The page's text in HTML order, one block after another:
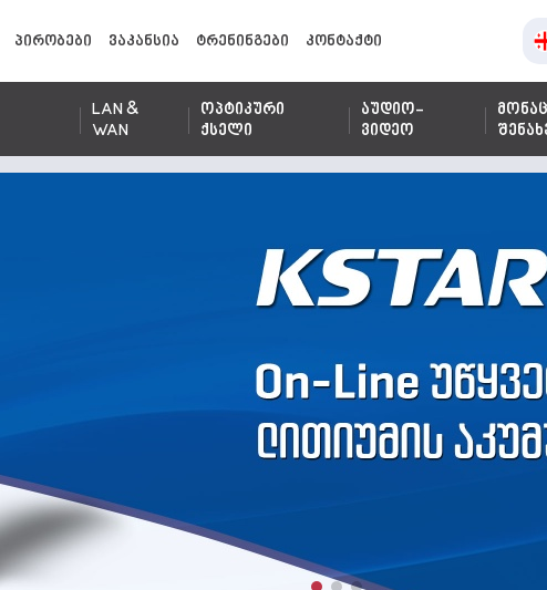
პირობები ვაკანსია ტრენინგები კონტაქტი
LAN &
WAN
ოპტიკური
ქსელი
აუდიო-
ვიდეო